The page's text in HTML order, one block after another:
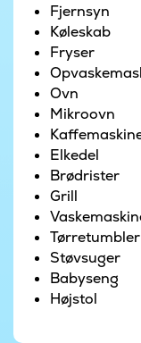
Fjernsyn
Køleskab
Fryser
Ovn
Mikroovn
Elkedel
Brødrister
Grill
Tørretumbler
Støvsuger
Babyseng
Højstol